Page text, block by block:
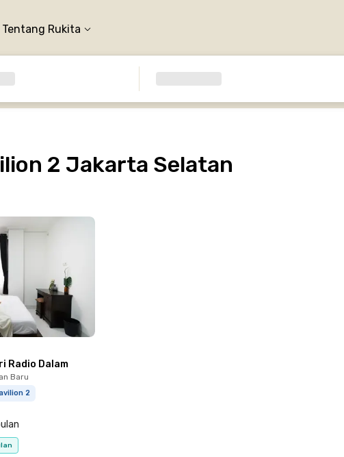
Tentang Rukita
2 Jakarta Selatan
Radio Dalam
Baru
2